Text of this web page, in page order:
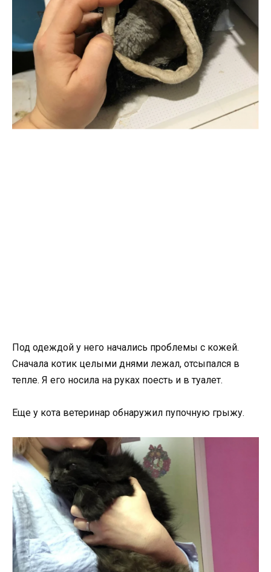
Под одеждой у него начались проблемы с кожей.
Сначала котик целыми днями лежал, отсыпался в
тепле. Я его носила на руках поесть и в туалет.
Еще у кота ветеринар обнаружил пупочную грыжу.